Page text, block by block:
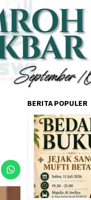
BERITA POPULER